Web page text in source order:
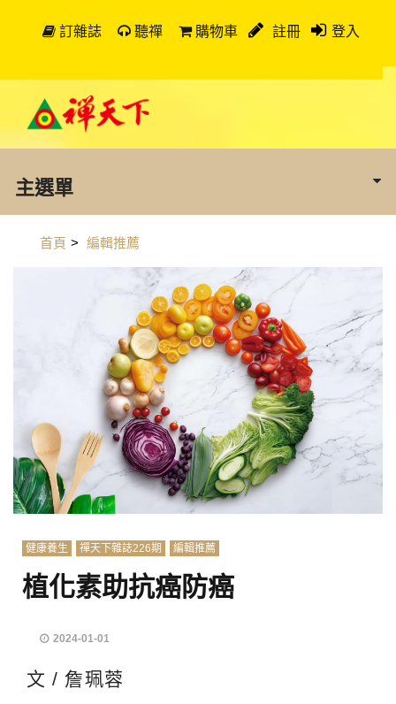
訂雜誌 聽禪 購物車 註冊 登入
主選單
首頁 > 編輯推薦
健康養生 禪天下雜誌226期 編輯推薦
植化素助抗癌防癌
2024-01-01
文 / 詹珮蓉